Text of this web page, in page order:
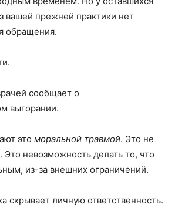
вашей прежней практики нет
обращения.
сообщает о
выгорании.
это моральной травмой. Это не
Это невозможность делать то, что
из-за внешних ограничений.
скрывает личную ответственность.